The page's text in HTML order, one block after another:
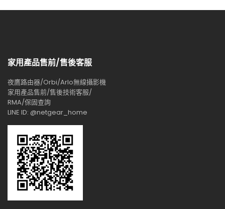
家用產品售前/售後客服
夜鷹路由器/Orbi/Arlo無線攝影機
家用產品售前/售後技術客服/
RMA/保固查詢
LINE ID: @netgear_home